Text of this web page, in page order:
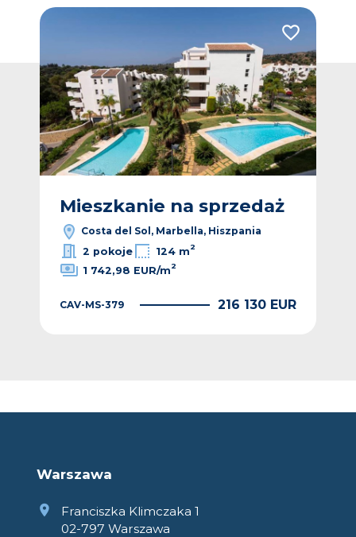
Dodaj do
Mieszkanie na sprzedaż
Costa del Sol, Marbella, Hiszpania
2 pokoje
124 m2
1 742,98 EUR/m2
CAV-MS-379 216 130 EUR
Warszawa
Franciszka Klimczaka 1
02-797 Warszawa